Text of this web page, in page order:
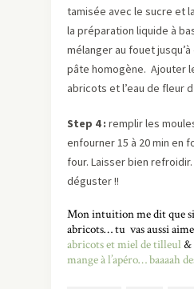
tamisée avec le sucre et
la préparation liquide à
mélanger au fouet
pâte homogène. Ajouter
abricots et l’eau de fleur
Step 4 : remplir les
enfourner 15 à 20 min en
four. Laisser bien
déguster !!
Mon intuition me dit que
abricots… tu vas aussi
abricots et miel de tilleul &
mange à l’apéro… baaaah